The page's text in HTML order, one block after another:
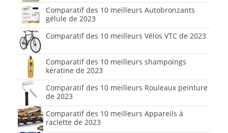
Comparatif des 10 meilleurs Autobronzants
gélule de 2023
Comparatif des 10 meilleurs Vélos VTC de 2023
Comparatif des 10 meilleurs shampoings
kératine de 2023
Comparatif des 10 meilleurs Rouleaux peinture
de 2023
Comparatif des 10 meilleurs Appareils à
raclette de 2023